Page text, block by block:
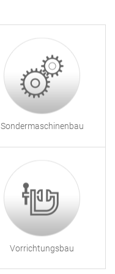
Sondermaschinenbau
Vorrichtungsbau